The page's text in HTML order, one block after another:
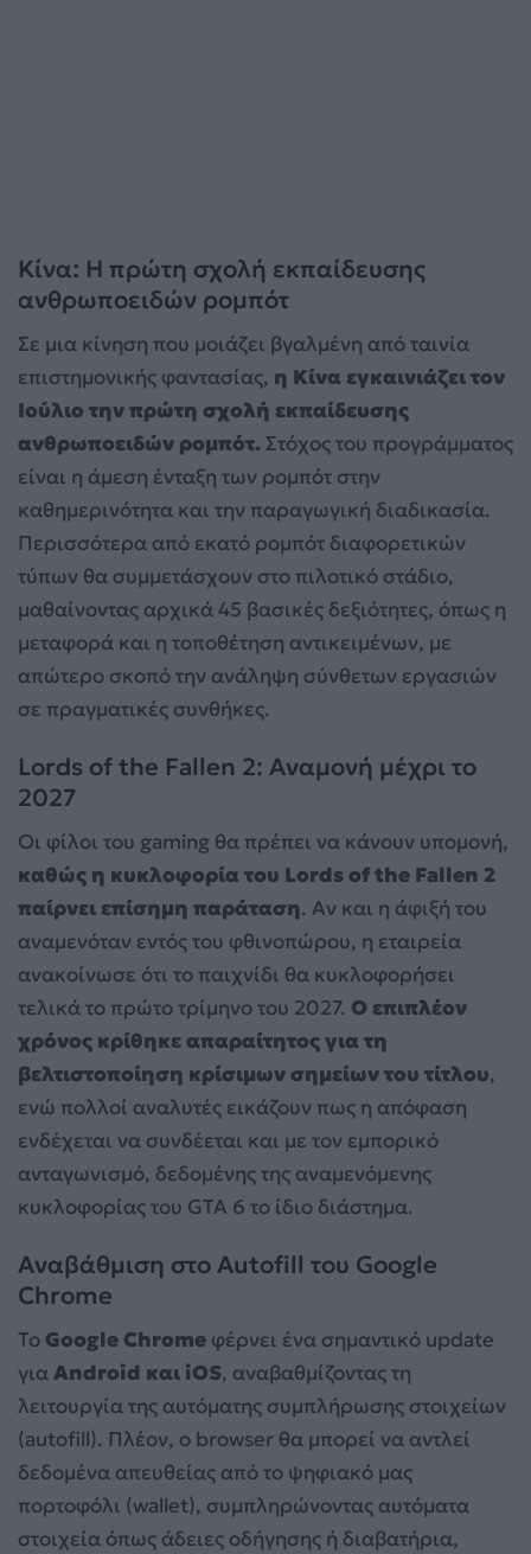
Κίνα: Η πρώτη σχολή εκπαίδευσης
ανθρωποειδών ρομπότ
Σε μια κίνηση που μοιάζει βγαλμένη από ταινία
επιστημονικής φαντασίας, η Κίνα εγκαινιάζει τον
Ιούλιο την πρώτη σχολή εκπαίδευσης
ανθρωποειδών ρομπότ. Στόχος του προγράμματος
είναι η άμεση ένταξη των ρομπότ στην
καθημερινότητα και την παραγωγική διαδικασία.
Περισσότερα από εκατό ρομπότ διαφορετικών
τύπων θα συμμετάσχουν στο πιλοτικό στάδιο,
μαθαίνοντας αρχικά 45 βασικές δεξιότητες, όπως η
μεταφορά και η τοποθέτηση αντικειμένων, με
απώτερο σκοπό την ανάληψη σύνθετων εργασιών
σε πραγματικές συνθήκες.
Lords of the Fallen 2: Αναμονή μέχρι το
2027
Οι φίλοι του gaming θα πρέπει να κάνουν υπομονή,
καθώς η κυκλοφορία του Lords of the Fallen 2
παίρνει επίσημη παράταση. Αν και η άφιξή του
αναμενόταν εντός του φθινοπώρου, η εταιρεία
ανακοίνωσε ότι το παιχνίδι θα κυκλοφορήσει
τελικά το πρώτο τρίμηνο του 2027. Ο επιπλέον
χρόνος κρίθηκε απαραίτητος για τη
βελτιστοποίηση κρίσιμων σημείων του τίτλου,
ενώ πολλοί αναλυτές εικάζουν πως η απόφαση
ενδέχεται να συνδέεται και με τον εμπορικό
ανταγωνισμό, δεδομένης της αναμενόμενης
κυκλοφορίας του GTA 6 το ίδιο διάστημα.
Αναβάθμιση στο Autofill του Google
Chrome
Το Google Chrome φέρνει ένα σημαντικό update
γιαAndroid και iOS, αναβαθμίζοντας τη
λειτουργία της αυτόματης συμπλήρωσης στοιχείων
(autofill). Πλέον, ο browser θα μπορεί να αντλεί
δεδομένα απευθείας από το ψηφιακό μας
πορτοφόλι (wallet), συμπληρώνοντας αυτόματα
στοιχεία όπως άδειες οδήγησης ή διαβατήρια,